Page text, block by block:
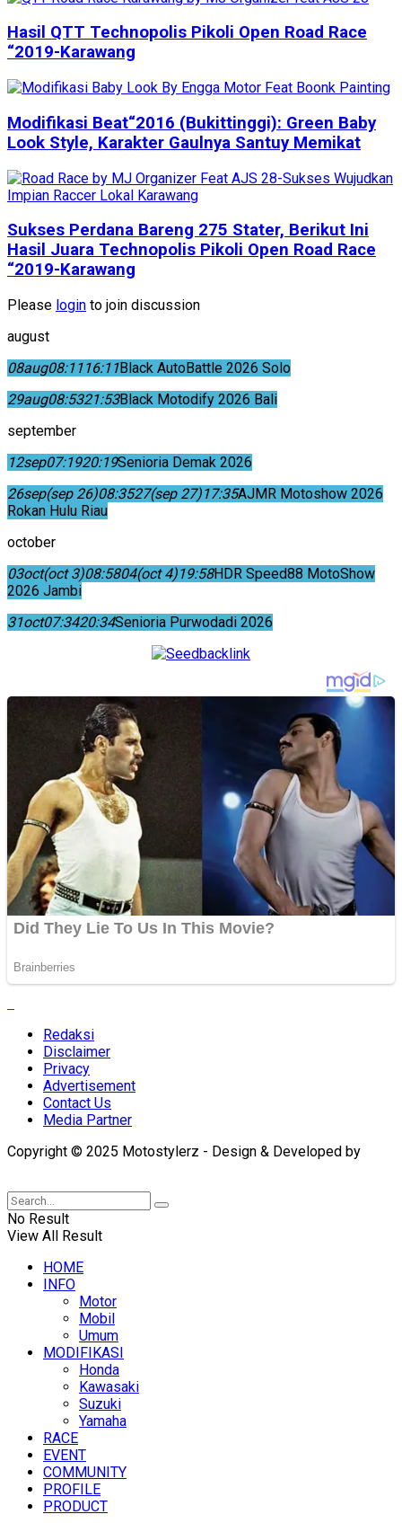
Hasil QTT Technopolis Pikoli Open Road Race
“2019-Karawang
Modifikasi Beat“2016 (Bukittinggi): Green Baby
Look Style, Karakter Gaulnya Santuy Memikat
Sukses Perdana Bareng 275 Stater, Berikut Ini
Hasil Juara Technopolis Pikoli Open Road Race
“2019-Karawang
Please login to join discussion
august
08aug08:1116:11Black AutoBattle 2026 Solo
29aug08:5321:53Black Motodify 2026 Bali
september
12sep07:1920:19Senioria Demak 2026
26sep(sep 26)08:3527(sep 27)17:35AJMR Motoshow 2026
Rokan Hulu Riau
october
03oct(oct 3)08:5804(oct 4)19:58HDR Speed88 MotoShow
2026 Jambi
31oct07:3420:34Senioria Purwodadi 2026
Redaksi
Disclaimer
Privacy
Advertisement
Contact Us
Media Partner
Copyright © 2025 Motostylerz - Design & Developed by
No Result
View All Result
HOME
INFO
Motor
Mobil
Umum
MODIFIKASI
Honda
Kawasaki
Suzuki
Yamaha
RACE
EVENT
COMMUNITY
PROFILE
PRODUCT